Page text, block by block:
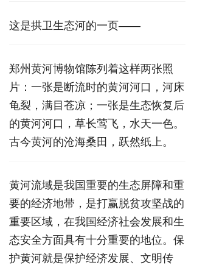
这是拱卫生态河的一页——
郑州黄河博物馆陈列着这样两张照
片：一张是断流时的黄河河口，河床
龟裂，满目苍凉；一张是生态恢复后
的黄河河口，草长莺飞，水天一色。
古今黄河的沧海桑田，跃然纸上。
黄河流域是我国重要的生态屏障和重
要的经济地带，是打赢脱贫攻坚战的
重要区域，在我国经济社会发展和生
态安全方面具有十分重要的地位。保
护黄河就是保护经济发展、文明传